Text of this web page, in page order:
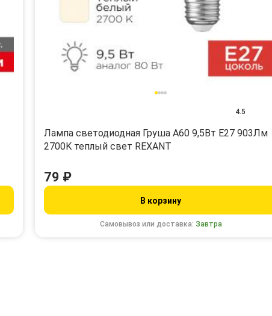
4.5
Лампа светодиодная Груша A60 9,5Вт E27 903Лм
2700K теплый свет REXANT
Самовывоз или доставка: Завтра
79 ₽
В корзину